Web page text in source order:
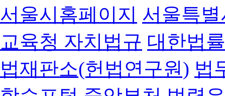
서울시홈페이지 서울특
교육청 자치법규 대한법
법재판소(헌법연구원) 법